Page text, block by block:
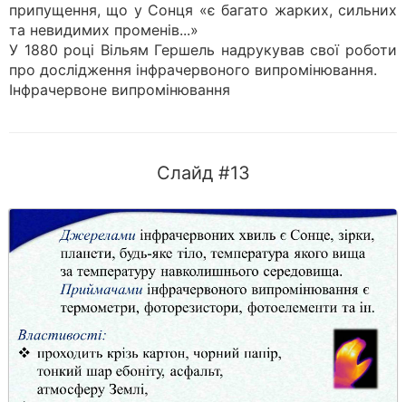
припущення, що у Сонця «є багато жарких, сильних
та не­видимих променів...»
У 1880 році Вільям Гершель надрукував свої роботи
про дослідження інфрачервоного випромінювання.
Інфрачервоне випромінювання
Слайд #13